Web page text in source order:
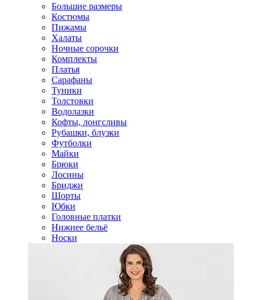
Большие размеры
Костюмы
Пижамы
Халаты
Ночные сорочки
Комплекты
Платья
Сарафаны
Туники
Толстовки
Водолазки
Кофты, лонгсливы
Рубашки, блузки
Футболки
Майки
Брюки
Лосины
Бриджи
Шорты
Юбки
Головные платки
Нижнее бельё
Носки